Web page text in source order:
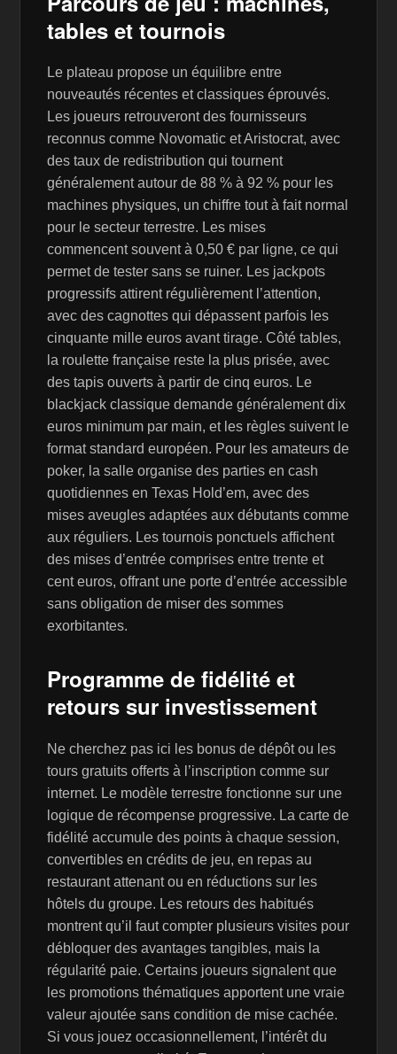
tables et tournois
Le plateau propose un équilibre entre
nouveautés récentes et classiques éprouvés.
Les joueurs retrouveront des fournisseurs
reconnus comme Novomatic et Aristocrat, avec
des taux de redistribution qui tournent
généralement autour de 88 % à 92 % pour les
machines physiques, un chiffre tout à fait normal
pour le secteur terrestre. Les mises
commencent souvent à 0,50 € par ligne, ce qui
permet de tester sans se ruiner. Les jackpots
progressifs attirent régulièrement l’attention,
avec des cagnottes qui dépassent parfois les
cinquante mille euros avant tirage. Côté tables,
la roulette française reste la plus prisée, avec
des tapis ouverts à partir de cinq euros. Le
blackjack classique demande généralement dix
euros minimum par main, et les règles suivent le
format standard européen. Pour les amateurs de
poker, la salle organise des parties en cash
quotidiennes en Texas Hold’em, avec des
mises aveugles adaptées aux débutants comme
aux réguliers. Les tournois ponctuels affichent
des mises d’entrée comprises entre trente et
cent euros, offrant une porte d’entrée accessible
sans obligation de miser des sommes
exorbitantes.
Programme de fidélité et
retours sur investissement
Ne cherchez pas ici les bonus de dépôt ou les
tours gratuits offerts à l’inscription comme sur
internet. Le modèle terrestre fonctionne sur une
logique de récompense progressive. La carte de
fidélité accumule des points à chaque session,
convertibles en crédits de jeu, en repas au
restaurant attenant ou en réductions sur les
hôtels du groupe. Les retours des habitués
montrent qu’il faut compter plusieurs visites pour
débloquer des avantages tangibles, mais la
régularité paie. Certains joueurs signalent que
les promotions thématiques apportent une vraie
valeur ajoutée sans condition de mise cachée.
Si vous jouez occasionnellement, l’intérêt du